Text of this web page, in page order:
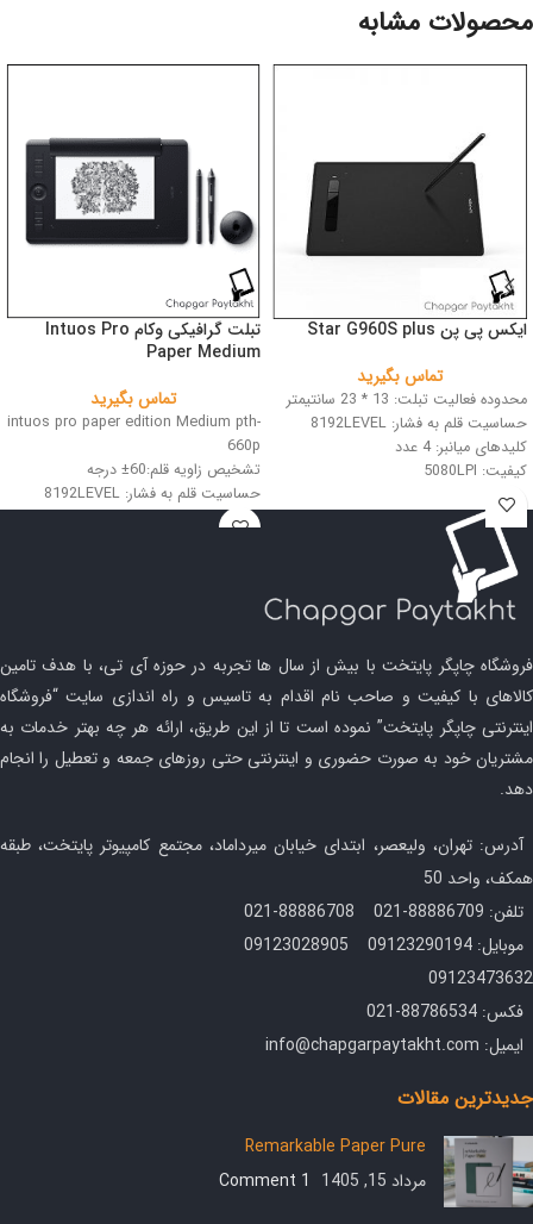
محصولات مشابه
ایکس پی پن Star G960S plus
تماس بگیرید
محدوده فعالیت تبلت: 13 * 23 سانتیمتر
حساسیت قلم به فشار: 8192LEVEL
کلیدهای میانبر: 4 عدد
کیفیت: 5080LPI
اتصال: USB
تبلت گرافیکی وکام Intuos Pro
Paper Medium
تماس بگیرید
intuos pro paper edition Medium pth-
660p
تشخیص زاویه قلم:60± درجه
حساسیت قلم به فشار: 8192LEVEL
رزولوشن: 5080LPI
فروشگاه چاپگر پایتخت با بیش از سال ها تجربه در حوزه آی تی، با هدف تامین
کالاهای با کیفیت و صاحب نام اقدام به تاسیس و راه اندازی سایت “فروشگاه
اینترنتی چاپگر پایتخت” نموده است تا از این طریق، ارائه هر چه بهتر خدمات به
مشتریان خود به صورت حضوری و اینترنتی حتی روزهای جمعه و تعطیل را انجام
دهد.
آدرس: تهران، ولیعصر، ابتدای خیابان میرداماد، مجتمع کامپیوتر پایتخت، طبقه
همکف، واحد 50
تلفن: 88886709-021 88886708-021
موبایل: 09123290194 09123028905
09123473632
فکس: 88786534-021
ایمیل: info@chapgarpaytakht.com
جدیدترین مقالات
Remarkable Paper Pure
مرداد 15, 1405
1 Comment